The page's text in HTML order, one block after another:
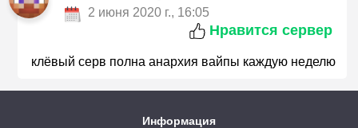
2 июня 2020 г., 16:05
Нравится сервер
клёвый серв полна анархия вайпы каждую неделю
Информация